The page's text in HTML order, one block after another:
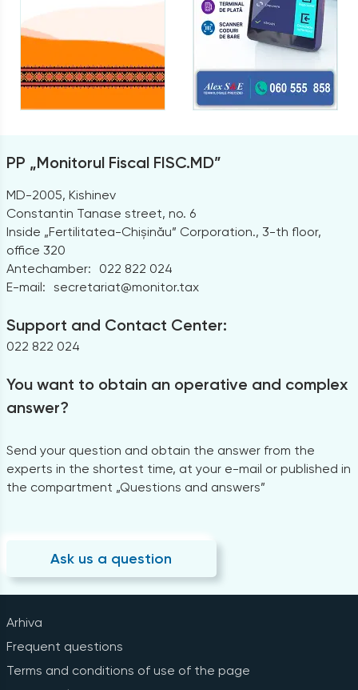
PP „Monitorul Fiscal FISC.MD”
MD-2005, Kishinev
Constantin Tanase street, no. 6
Inside „Fertilitatea-Chișinău” Corporation., 3-th floor,
office 320
Antechamber:
022 822 024
E-mail: secretariat@monitor.tax
Support and Contact Center:
022 822 024
You want to obtain an operative and complex
answer?
Send your question and obtain the answer from the
experts in the shortest time, at your e-mail or published in
the compartment „Questions and answers”
Ask us a question
Arhiva
Frequent questions
Terms and conditions of use of the page